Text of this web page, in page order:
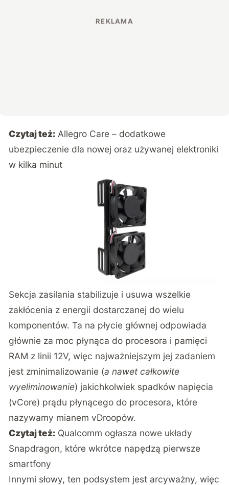
Czytaj też: Allegro Care – dodatkowe
ubezpieczenie dla nowej oraz używanej elektroniki
w kilka minut
Sekcja zasilania stabilizuje i usuwa wszelkie
zakłócenia z energii dostarczanej do wielu
komponentów. Ta na płycie głównej odpowiada
głównie za moc płynąca do procesora i pamięci
RAM z linii 12V, więc najważniejszym jej zadaniem
jest zminimalizowanie (a nawet całkowite
wyeliminowanie) jakichkolwiek spadków napięcia
(vCore) prądu płynącego do procesora, które
nazywamy mianem vDroopów.
Czytaj też: Qualcomm ogłasza nowe układy
Snapdragon, które wkrótce napędzą pierwsze
smartfony
Innymi słowy, ten podsystem jest arcyważny, więc